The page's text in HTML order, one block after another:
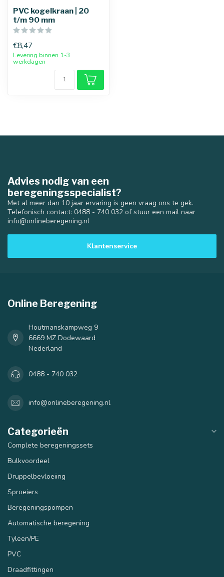
PVC kogelkraan | 20
t/m 90 mm
€8,47
Levering binnen 1-3
werkdagen
Advies nodig van een
beregeningsspecialist?
Met al meer dan 10 jaar ervaring is geen vraag ons te gek.
Telefonisch contact: 0488 - 740 032 of stuur een mail naar
info@onlineberegening.nl
Klantenservice
Online Beregening
Houtmanskampweg 9
6669 MZ Dodewaard
Nederland
0488 - 740 032
info@onlineberegening.nl
Categorieën
Complete beregeningssets
Bulkvoordeel
Druppelbevloeiing
Sproeiers
Beregeningspompen
Automatische beregening
Tyleen/PE
PVC
Draadfittingen